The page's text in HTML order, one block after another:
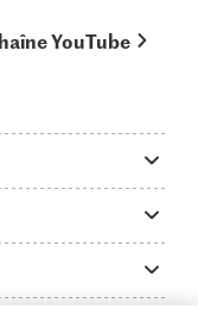
YouTube